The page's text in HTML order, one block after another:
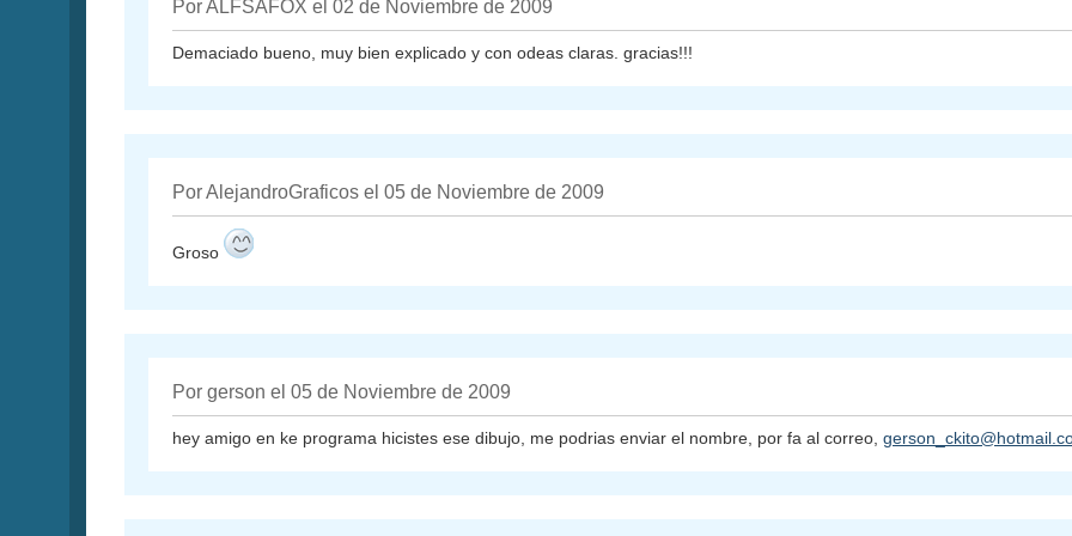
Por ALFSAFOX el 02 de Noviembre de 2009
Demaciado bueno, muy bien explicado y con odeas claras. gracias!!!
Por AlejandroGraficos el 05 de Noviembre de 2009
Groso
Por gerson el 05 de Noviembre de 2009
hey amigo en ke programa hicistes ese dibujo, me podrias enviar el nombre, por fa al correo,